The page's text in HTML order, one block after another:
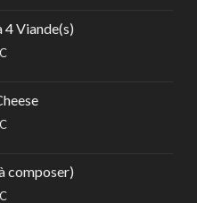
4 Viande(s)
composer)